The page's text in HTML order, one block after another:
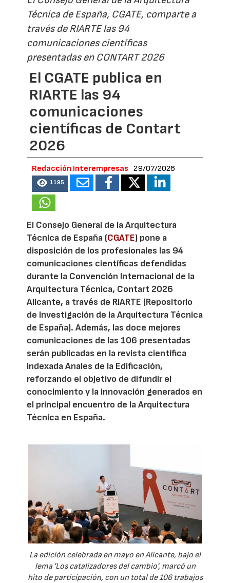
Técnica de España, CGATE, comparte a
través de RIARTE las 94
comunicaciones científicas
presentadas en CONTART 2026
El CGATE publica en
RIARTE las 94
comunicaciones
científicas de Contart
2026
Redacción Interempresas 29/07/2026
1195
El Consejo General de la Arquitectura
Técnica de España (CGATE) pone a
disposición de los profesionales las 94
comunicaciones científicas defendidas
durante la Convención Internacional de la
Arquitectura Técnica, Contart 2026
Alicante, a través de RIARTE (Repositorio
de Investigación de la Arquitectura Técnica
de España). Además, las doce mejores
comunicaciones de las 106 presentadas
serán publicadas en la revista científica
indexada Anales de la Edificación,
reforzando el objetivo de difundir el
conocimiento y la innovación generados en
el principal encuentro de la Arquitectura
Técnica en España.
La edición celebrada en mayo en Alicante, bajo el
lema 'Los catalizadores del cambio', marcó un
hito de participación, con un total de 106 trabajos